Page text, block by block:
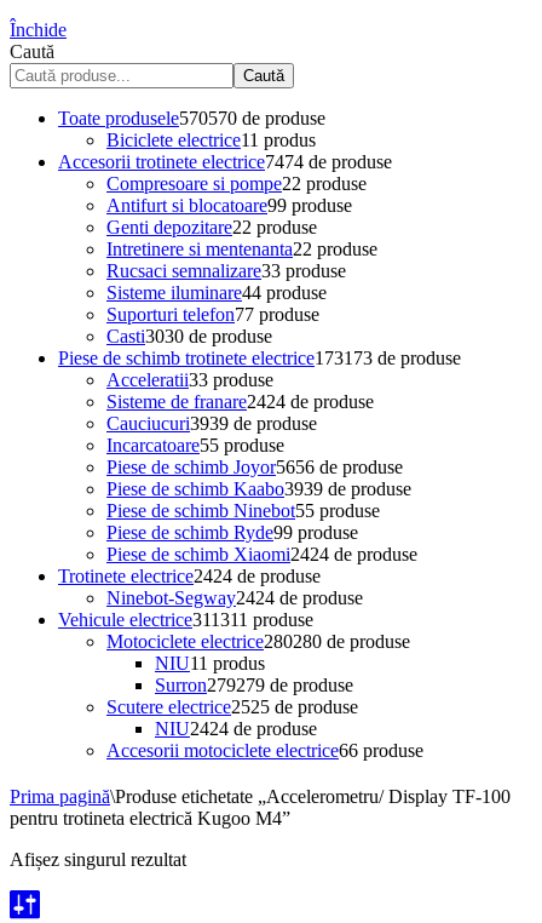
Închide
Caută
Caută
Toate produsele570570 de produse
Biciclete electrice11 produs
Accesorii trotinete electrice7474 de produse
Compresoare si pompe22 produse
Antifurt si blocatoare99 produse
Genti depozitare22 produse
Intretinere si mentenanta22 produse
Rucsaci semnalizare33 produse
Sisteme iluminare44 produse
Suporturi telefon77 produse
Casti3030 de produse
Piese de schimb trotinete electrice173173 de produse
Acceleratii33 produse
Sisteme de franare2424 de produse
Cauciucuri3939 de produse
Incarcatoare55 produse
Piese de schimb Joyor5656 de produse
Piese de schimb Kaabo3939 de produse
Piese de schimb Ninebot55 produse
Piese de schimb Ryde99 produse
Piese de schimb Xiaomi2424 de produse
Trotinete electrice2424 de produse
Ninebot-Segway2424 de produse
Vehicule electrice311311 produse
Motociclete electrice280280 de produse
NIU11 produs
Surron279279 de produse
Scutere electrice2525 de produse
NIU2424 de produse
Accesorii motociclete electrice66 produse
Prima pagină\Produse etichetate „Accelerometru/ Display TF-100
pentru trotineta electrică Kugoo M4”
Afișez singurul rezultat